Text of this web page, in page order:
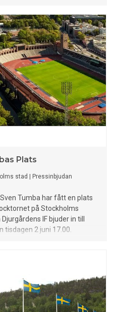
Plats
stad Pressinbjudan
Tumba har fått en plats
på Stockholms
IF bjuder in till
tisdagen 2 juni 17.00.